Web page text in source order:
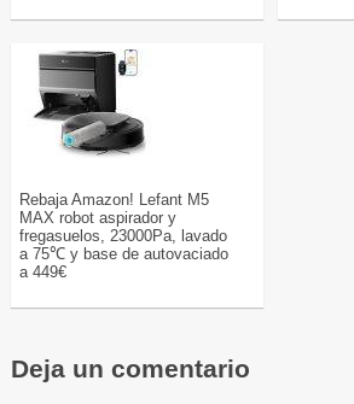
Rebaja Amazon! Lefant M5
MAX robot aspirador y
fregasuelos, 23000Pa, lavado
a 75℃ y base de autovaciado
a 449€
Deja un comentario